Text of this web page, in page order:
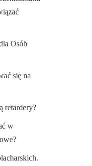
Osób
się na
retardery?
w